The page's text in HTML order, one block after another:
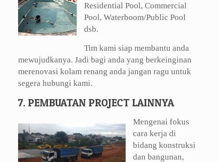
Residential Pool, Commercial
Pool, Waterboom/Public Pool
dsb.
Tim kami siap membantu anda
mewujudkanya. Jadi bagi anda yang berkeinginan
merenovasi kolam renang anda jangan ragu untuk
segera hubungi kami.
7. PEMBUATAN PROJECT LAINNYA
Mengenai fokus
cara kerja di
bidang konstruksi
dan bangunan,